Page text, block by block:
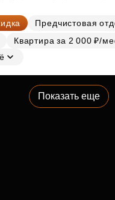
Предчистовая
Квартира за 2 000 ₽/
Показать еще